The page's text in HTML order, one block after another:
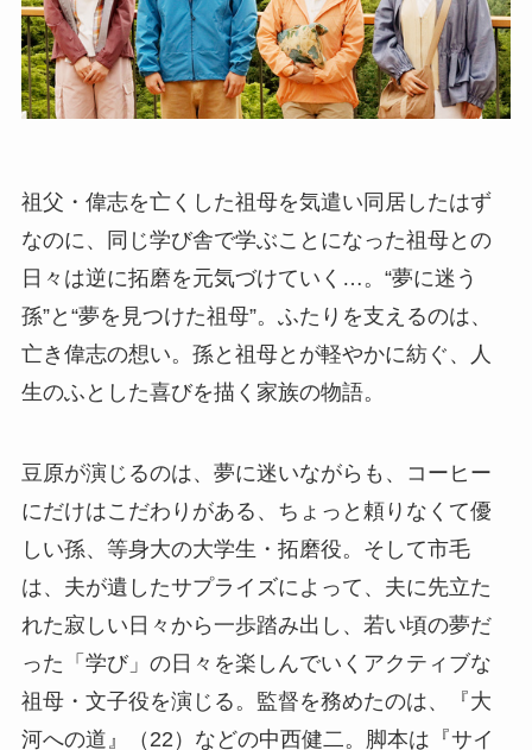
祖父・偉志を亡くした祖母を気遣い同居したはず
なのに、同じ学び舎で学ぶことになった祖母との
日々は逆に拓磨を元気づけていく…。“夢に迷う
孫”と“夢を見つけた祖母”。ふたりを支えるのは、
亡き偉志の想い。孫と祖母とが軽やかに紡ぐ、人
生のふとした喜びを描く家族の物語。
豆原が演じるのは、夢に迷いながらも、コーヒー
にだけはこだわりがある、ちょっと頼りなくて優
しい孫、等身大の大学生・拓磨役。そして市毛
は、夫が遺したサプライズによって、夫に先立た
れた寂しい日々から一歩踏み出し、若い頃の夢だ
った「学び」の日々を楽しんでいくアクティブな
祖母・文子役を演じる。監督を務めたのは、『大
河への道』（22）などの中西健二。脚本は『サイ